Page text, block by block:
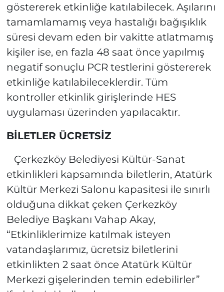
göstererek etkinliğe katılabilecek. Aşılarını
tamamlamamış veya hastalığı bağışıklık
süresi devam eden bir vakitte atlatmamış
kişiler ise, en fazla 48 saat önce yapılmış
negatif sonuçlu PCR testlerini göstererek
etkinliğe katılabileceklerdir. Tüm
kontroller etkinlik girişlerinde HES
uygulaması üzerinden yapılacaktır.
BİLETLER ÜCRETSİZ
Çerkezköy Belediyesi Kültür-Sanat
etkinlikleri kapsamında biletlerin, Atatürk
Kültür Merkezi Salonu kapasitesi ile sınırlı
olduğuna dikkat çeken Çerkezköy
Belediye Başkanı Vahap Akay,
“Etkinliklerimize katılmak isteyen
vatandaşlarımız, ücretsiz biletlerini
etkinlikten 2 saat önce Atatürk Kültür
Merkezi gişelerinden temin edebilirler”